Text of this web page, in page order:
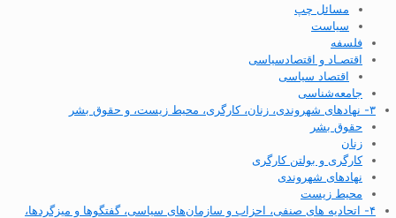
مسائل چپ
سیاست
فلسفه
اقتصـاد و اقتصاد‌سیاسی
اقتصاد سیاسی
جامعه‌شناسی
۳- نهادهای شهروندی، زنان، کارگری، محیط زیست، و حقوق بشر
حقوق بشر
زنان
کارگری و بولتن کارگری
نهادهای شهروندی
محیط زیست
۴- اتحادیه های صنفی، احزاب و سازمان‌های سیاسی، گفتگوها و میزگردها،